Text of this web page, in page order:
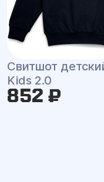
Свитшот
Kids 2.0
852 ₽